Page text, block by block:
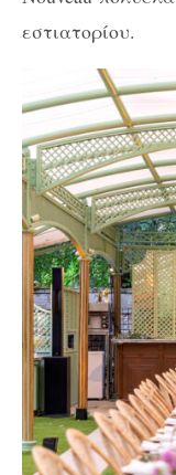
εστιατορίου.